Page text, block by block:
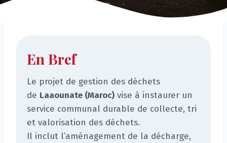
En Bref
Le projet de gestion des déchets
de Laaounate (Maroc) vise à instaurer un
service communal durable de collecte, tri
et valorisation des déchets.
Il inclut l’aménagement de la décharge,